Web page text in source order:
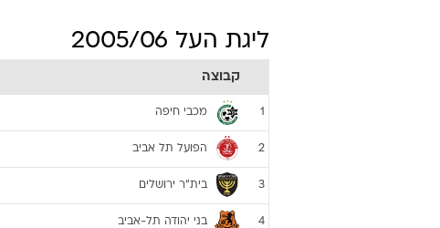
ליגת העל 2005/06
קבוצה
1 מכבי חיפה
2 הפועל תל אביב
3 בית"ר ירושלים
4 בני יהודה תל-אביב